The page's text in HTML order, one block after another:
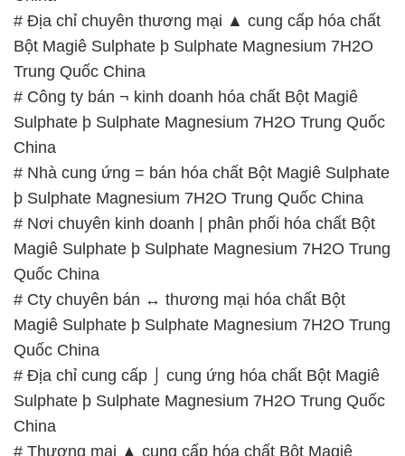
Sulphate þ Sulphate Magnesium 7H2O Trung Quốc
China
# Nhà cung ứng = bán hóa chất Bột Magiê Sulphate
þ Sulphate Magnesium 7H2O Trung Quốc China
# Nơi chuyên kinh doanh | phân phối hóa chất Bột
Magiê Sulphate þ Sulphate Magnesium 7H2O Trung
Quốc China
# Cty chuyên bán ↔ thương mại hóa chất Bột
Magiê Sulphate þ Sulphate Magnesium 7H2O Trung
Quốc China
# Địa chỉ cung cấp ⌡ cung ứng hóa chất Bột Magiê
Sulphate þ Sulphate Magnesium 7H2O Trung Quốc
China
# Thương mại ▲ cung cấp hóa chất Bột Magiê
Sulphate þ Sulphate Magnesium 7H2O Trung Quốc
China
# Công ty bán — kinh doanh hóa chất Bột Magiê
Sulphate þ Sulphate Magnesium 7H2O Trung Quốc